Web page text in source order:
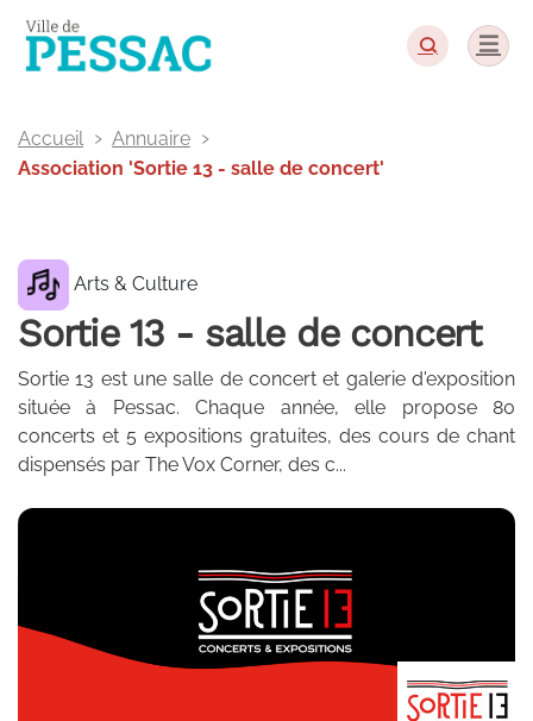
Accueil
Annuaire
Association 'Sortie 13 - salle de concert'
Arts & Culture
Sortie 13 - salle de concert
Sortie 13 est une salle de concert et galerie d'exposition
située à Pessac. Chaque année, elle propose 80
concerts et 5 expositions gratuites, des cours de chant
dispensés par The Vox Corner, des c...
Panneau de gestion des cookies